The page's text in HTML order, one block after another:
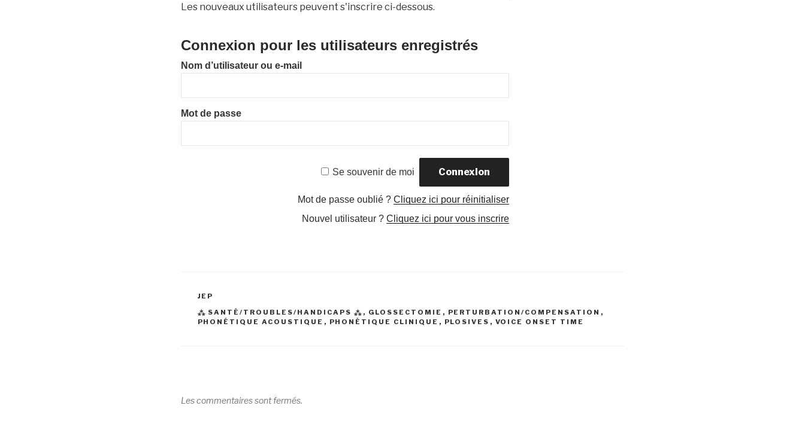
Les nouveaux utilisateurs peuvent s'inscrire ci-dessous.
Connexion pour les utilisateurs enregistrés
Nom d’utilisateur ou e-mail
Mot de passe
Se souvenir de moi
Mot de passe oublié ? Cliquez ici pour réinitialiser
Nouvel utilisateur ? Cliquez ici pour vous inscrire
CATÉGORIES
JEP
ÉTIQUETTES
⁂ SANTÉ/TROUBLES/HANDICAPS ⁂ , GLOSSECTOMIE , PERTURBATION/COMPENSATION ,
PHONÉTIQUE ACOUSTIQUE , PHONÉTIQUE CLINIQUE , PLOSIVES , VOICE ONSET TIME
Les commentaires sont fermés.